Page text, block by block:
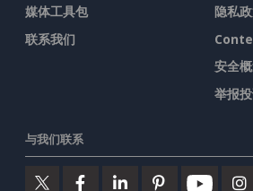
媒体工具包
联系我们
隐私
安全
举报
与我们联系